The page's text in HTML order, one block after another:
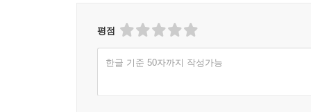
평점
한글 기준 50자까지 작성가능